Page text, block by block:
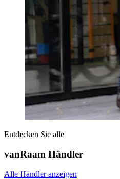
Entdecken Sie alle
vanRaam Händler
Alle Händler anzeigen